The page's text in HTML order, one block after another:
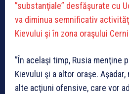
”substanţiale” desfăşurate cu
va diminua semnificativ
Kievului şi în zona oraşului
”În acelaşi timp, Rusia menţine
Kievului şi a altor oraşe.
alte acţiuni ofensive, care vor